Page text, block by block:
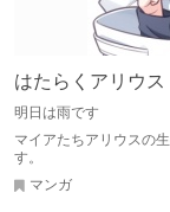
はたらくアリウス
明日は雨です
マイアたちアリウスの
す。
マンガ